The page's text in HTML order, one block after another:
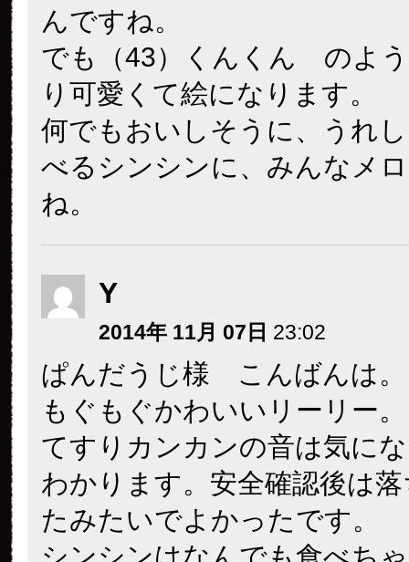
んですね。
でも（43）くんくん のよ
り可愛くて絵になります。
何でもおいしそうに、うれ
べるシンシンに、みんなメ
ね。
Y
2014年 11月 07日 23:02
ぱんだうじ様 こんばんは。
もぐもぐかわいいリーリー。
てすりカンカンの音は気に
わかります。安全確認後は
たみたいでよかったです。
シンシンはなんでも食べち